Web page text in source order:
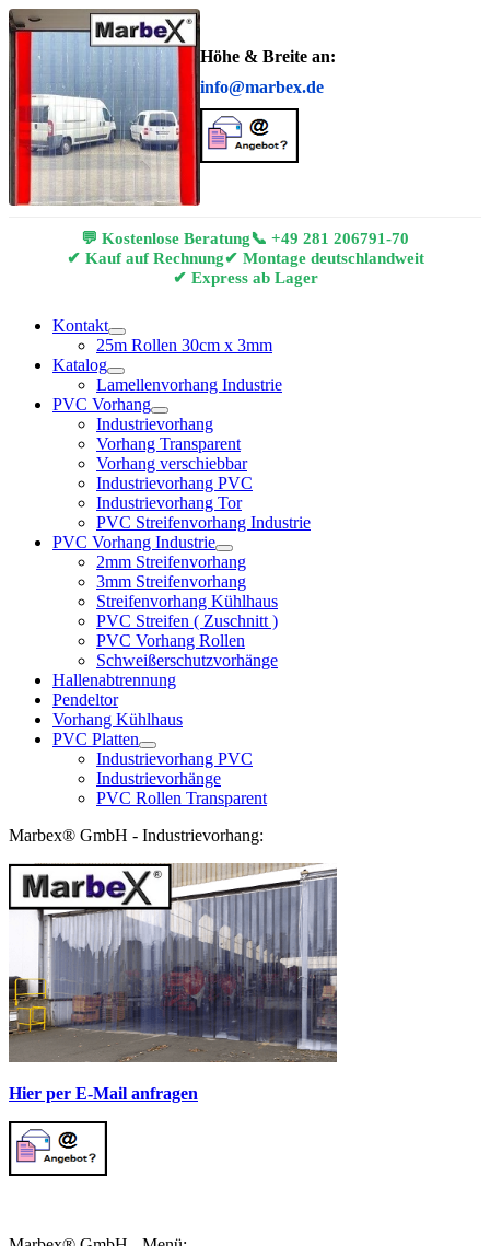
Höhe & Breite an:
info@marbex.de
💬 Kostenlose Beratung📞 +49 281 206791-70
✔ Kauf auf Rechnung✔ Montage deutschlandweit
✔ Express ab Lager
Kontakt
25m Rollen 30cm x 3mm
Katalog
Lamellenvorhang Industrie
PVC Vorhang
Industrievorhang
Vorhang Transparent
Vorhang verschiebbar
Industrievorhang PVC
Industrievorhang Tor
PVC Streifenvorhang Industrie
PVC Vorhang Industrie
2mm Streifenvorhang
3mm Streifenvorhang
Streifenvorhang Kühlhaus
PVC Streifen ( Zuschnitt )
PVC Vorhang Rollen
Schweißerschutzvorhänge
Hallenabtrennung
Pendeltor
Vorhang Kühlhaus
PVC Platten
Industrievorhang PVC
Industrievorhänge
PVC Rollen Transparent
Marbex® GmbH - Industrievorhang:
Hier per E-Mail anfragen